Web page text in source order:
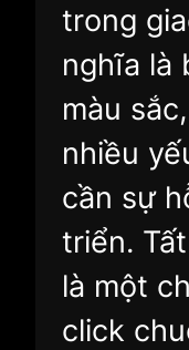
trong
nghĩa là
màu
nhiều
cần sự
triển.
là một
click